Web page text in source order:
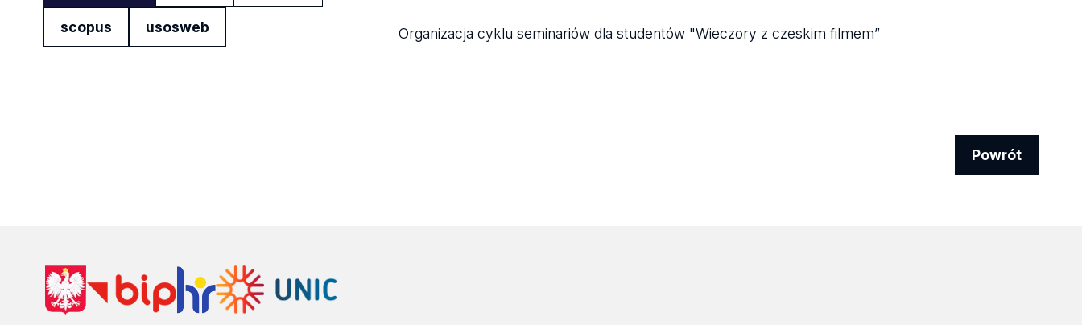
scopus usosweb Organizacja cyklu seminariów dla studentów "Wieczory z czeskim filmem”
Powrót